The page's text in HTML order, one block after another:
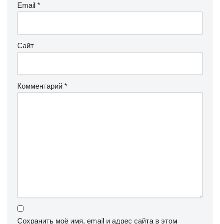
Email *
Сайт
Комментарий *
Сохранить моё имя, email и адрес сайта в этом